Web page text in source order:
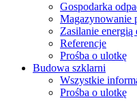
Gospodarka
Magazynowanie
Zasilanie energią
Referencje
Prośba o ulotkę
Budowa szklarni
Wszystkie
Prośba o ulotkę